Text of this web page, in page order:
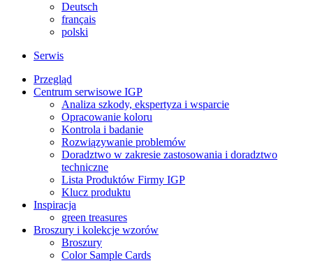
Deutsch
français
polski
Serwis
Przegląd
Centrum serwisowe IGP
Analiza szkody, ekspertyza i wsparcie
Opracowanie koloru
Kontrola i badanie
Rozwiązywanie problemów
Doradztwo w zakresie zastosowania i doradztwo
techniczne
Lista Produktów Firmy IGP
Klucz produktu
Inspiracja
green treasures
Broszury i kolekcje wzorów
Broszury
Color Sample Cards